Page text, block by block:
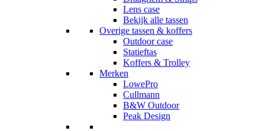
Lens case
Bekijk alle tassen
Overige tassen & koffers
Outdoor case
Statieftas
Koffers & Trolley
Merken
LowePro
Cullmann
B&W Outdoor
Peak Design